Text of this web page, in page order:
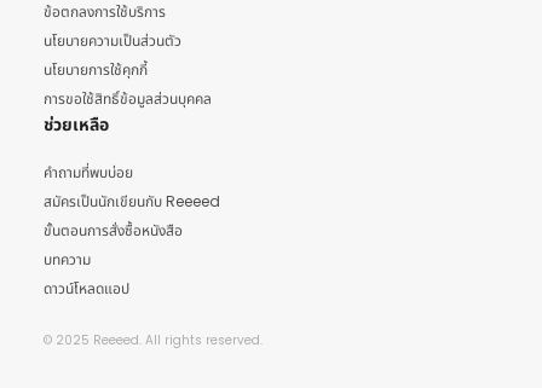
ข้อตกลงการใช้บริการ
นโยบายความเป็นส่วนตัว
นโยบายการใช้คุกกี้
การขอใช้สิทธิ์ข้อมูลส่วนบุคคล
ช่วยเหลือ
คำถามที่พบบ่อย
สมัครเป็นนักเขียนกับ Reeeed
ขั้นตอนการสั่งซื้อหนังสือ
บทความ
ดาวน์โหลดแอป
© 2025 Reeeed. All rights reserved.